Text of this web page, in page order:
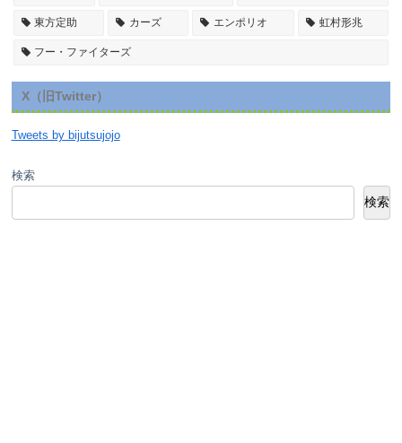
東方定助 カーズ エンポリオ 虹村形兆
フー・ファイターズ
X（旧Twitter）
Tweets by bijutsujojo
検索
検索